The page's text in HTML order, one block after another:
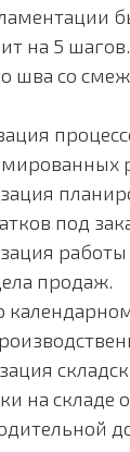
на 5
шва со
под
продаж.
на складе